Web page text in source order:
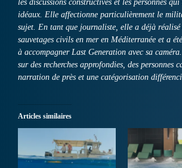
les discussions constructives et les personnes
idéaux. Elle affectionne particulièrement le
sujet. En tant que journaliste, elle a déjà réalisé
sauvetages civils en mer en Méditerranée et a
à accompagner Last Generation avec sa caméra.
sur des recherches approfondies, des personnes
narration de près et une catégorisation
Articles similaires